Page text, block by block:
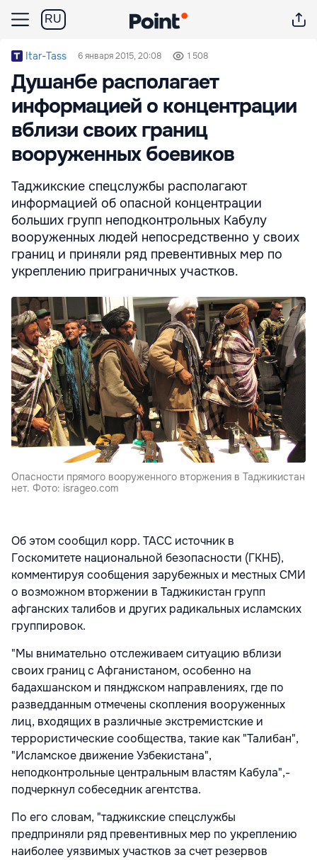
RU
Itar-Tass 6 января 2015, 20:08 1 508
Душанбе располагает
информацией о концентрации
вблизи своих границ
вооруженных боевиков
Таджикские спецслужбы располагают
информацией об опасной концентрации
больших групп неподконтрольных Кабулу
вооруженных людей непосредственно у своих
границ и приняли ряд превентивных мер по
укреплению приграничных участков.
Опасности прямого вооруженного вторжения в Таджикистан
нет. Фото: isrageo.com
Об этом сообщил корр. ТАСС источник в
Госкомитете национальной безопасности (ГКНБ),
комментируя сообщения зарубежных и местных СМИ
о возможном вторжении в Таджикистан групп
афганских талибов и других радикальных исламских
группировок.
"Мы внимательно отслеживаем ситуацию вблизи
своих границ с Афганистаном, особенно на
бадахшанском и пянджском направлениях, где по
разведданным отмечены скопления вооруженных
лиц, входящих в различные экстремистские и
террористические сообщества, такие как "Талибан",
"Исламское движение Узбекистана",
неподконтрольные центральным властям Кабула",-
подчеркнул собеседник агентства.
По его словам, "таджикские спецслужбы
предприняли ряд превентивных мер по укреплению
наиболее уязвимых участков за счет резервов